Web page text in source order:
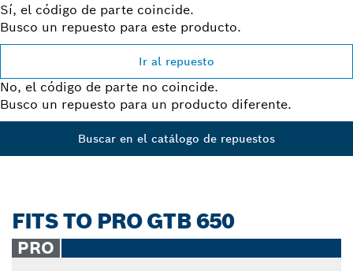
Sí, el código de parte coincide.
Busco un repuesto para este producto.
Ir al repuesto
No, el código de parte no coincide.
Busco un repuesto para un producto diferente.
Buscar en el catálogo de repuestos
FITS TO PRO GTB 650
PRO